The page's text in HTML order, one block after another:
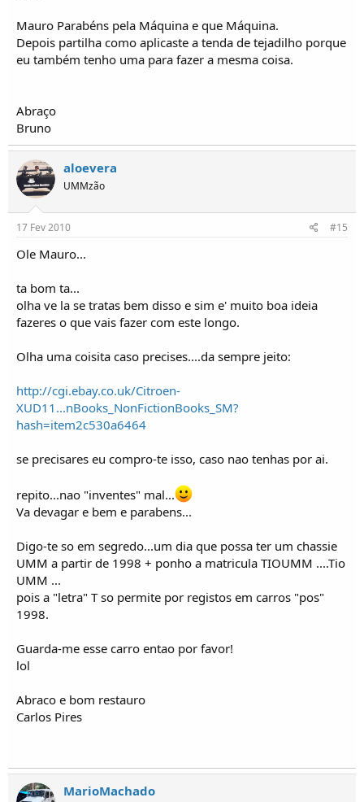
Mauro Parabéns pela Máquina e que Máquina.
Depois partilha como aplicaste a tenda de tejadilho porque
eu também tenho uma para fazer a mesma coisa.
Abraço
Bruno
aloevera
UMMzão
17 Fev 2010 #15
Ole Mauro...
ta bom ta...
olha ve la se tratas bem disso e sim e' muito boa ideia
fazeres o que vais fazer com este longo.
Olha uma coisita caso precises....da sempre jeito:
http://cgi.ebay.co.uk/Citroen-
XUD11...nBooks_NonFictionBooks_SM?
hash=item2c530a6464
se precisares eu compro-te isso, caso nao tenhas por ai.
repito...nao "inventes" mal...
Va devagar e bem e parabens...
Digo-te so em segredo...um dia que possa ter um chassie
UMM a partir de 1998 + ponho a matricula TIOUMM ....Tio
UMM ...
pois a "letra" T so permite por registos em carros "pos"
1998.
Guarda-me esse carro entao por favor!
lol
Abraco e bom restauro
Carlos Pires
MarioMachado